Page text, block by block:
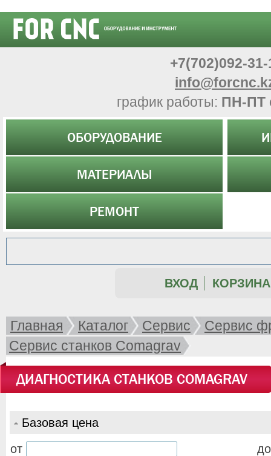
+7(702)092-31-
график работы: ПН-ПТ
ОБОРУДОВАНИЕ
МАТЕРИАЛЫ
РЕМОНТ
ВХОД КОРЗИНА
Главная Каталог Сервис
Сервис
Сервис станков Comagrav
ДИАГНОСТИКА СТАНКОВ COMAGRAV
Базовая цена
от
до